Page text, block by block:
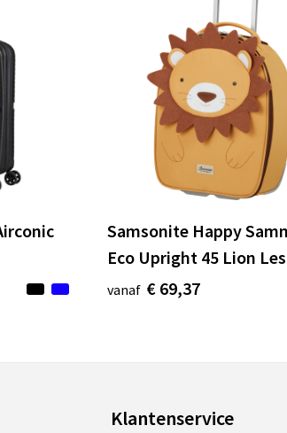
Samsonite Happy
Eco Upright 45 Lion
vanaf € 69,37
Klantenservice